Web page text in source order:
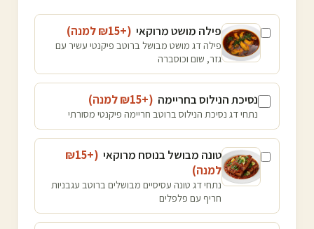
פילה מושט מרוקאי (+₪
15 למנה)
פילה דג מושט מבושל ברוטב פיקנטי עשיר עם
גזר, שום וכוסברה
נסיכת הנילוס בחריימה (+₪
15 למנה)
נתחי דג נסיכת הנילוס ברוטב חריימה פיקנטי מסורתי
טונה מבושל בנוסח מרוקאי (+₪
15
למנה)
נתחי דג טונה עסיסיים מבושלים ברוטב עגבניות
חריף עם פלפלים